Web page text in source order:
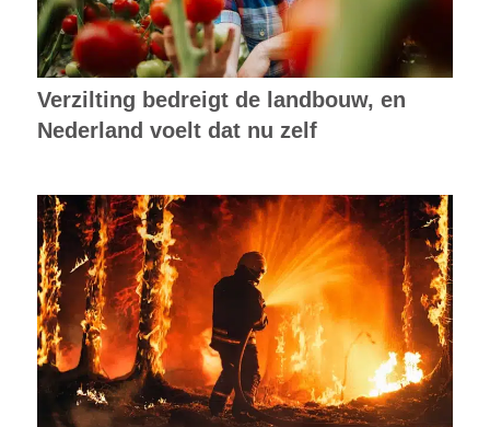
Verzilting bedreigt de landbouw, en
Nederland voelt dat nu zelf